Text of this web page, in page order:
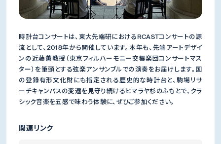
時計台コンサートは、東大先端研におけるRCASTコンサートの源
流として、2018年から開催しています。本年も、先端アートデザイ
ンの近藤薫教授（東京フィルハーモニー交響楽団コンサートマス
ター）を筆頭とする弦楽アンサンブルでの演奏をお届けします。国
の登録有形文化財にも指定される歴史的な時計台と、駒場リサ
ーチキャンパスの変遷を見守り続けるヒマラヤ杉のふもとで、クラ
シック音楽を五感で味わう体験に、ぜひご参加ください。
関連リンク